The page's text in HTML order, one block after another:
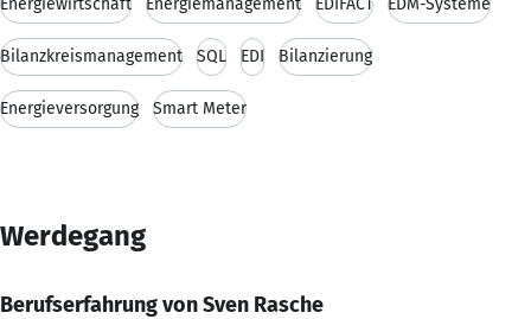
Bilanzkreismanagement SQL EDI Bilanzierung
Energieversorgung Smart Meter
Werdegang
Berufserfahrung von Sven Rasche